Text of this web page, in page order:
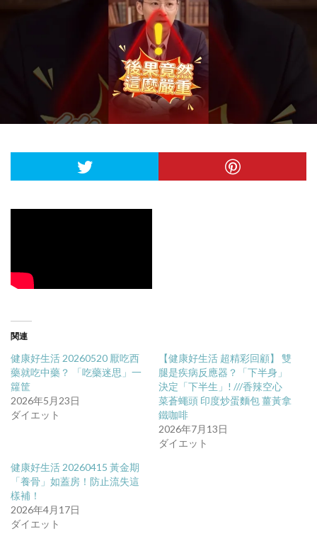
関連
健康好生活 20260520 厭吃西
藥就吃中藥？ 「吃藥迷思」一
籮筐
2026年5月23日
ダイエット
【健康好生活 超精彩回顧】 雙
腿是疾病反應器？「下半身」
決定「下半生」! ///香辣空心
菜蒼蠅頭 印度炒蛋麵包 薑黃拿
鐵咖啡
2026年7月13日
ダイエット
健康好生活 20260415 黃金期
「養骨」如蓋房！防止流失這
樣補！
2026年4月17日
ダイエット